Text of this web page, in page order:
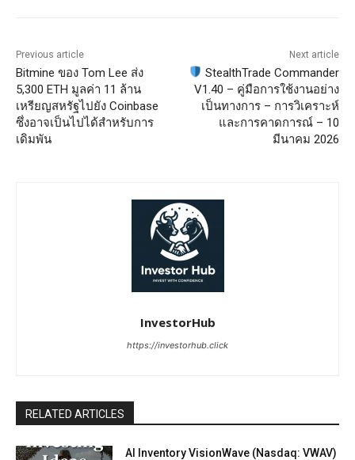
Previous article
Bitmine ของ Tom Lee ส่ง
5,300 ETH มูลค่า 11 ล้าน
เหรียญสหรัฐไปยัง Coinbase
ซึ่งอาจเป็นไปได้สำหรับการ
เดิมพัน
Next article
StealthTrade Commander
V1.40 – คู่มือการใช้งานอย่าง
เป็นทางการ – การวิเคราะห์
และการคาดการณ์ – 10
มีนาคม 2026
InvestorHub
https://investorhub.click
RELATED ARTICLES
AI Inventory VisionWave (Nasdaq: VWAV)